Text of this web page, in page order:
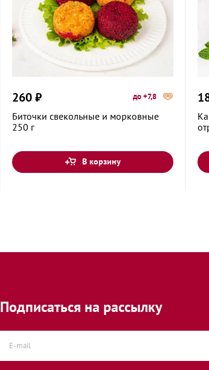
260 ₽ до +7,8
Биточки свекольные и морковные
250 г
В корзину
Подписаться на рассылку